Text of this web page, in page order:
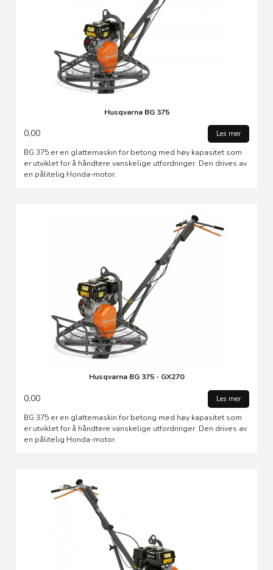
Husqvarna BG 375
0,00 Les mer
BG 375 er en glattemaskin for betong med høy kapasitet som
er utviklet for å håndtere vanskelige utfordringer. Den drives av
en pålitelig Honda-motor.
Husqvarna BG 375 - GX270
0,00 Les mer
BG 375 er en glattemaskin for betong med høy kapasitet som
er utviklet for å håndtere vanskelige utfordringer. Den drives av
en pålitelig Honda-motor.